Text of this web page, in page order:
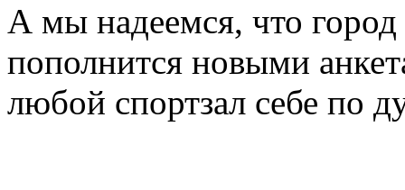
А мы надеемся, что
пополнится новыми
любой спортзал себе по